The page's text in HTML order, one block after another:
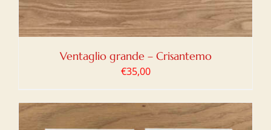
Ventaglio grande – Crisantemo
€35,00